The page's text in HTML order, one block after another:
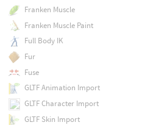
Franken Muscle
Franken Muscle Paint
Full Body IK
Fur
Fuse
GLTF Animation Import
GLTF Character Import
GLTF Skin Import